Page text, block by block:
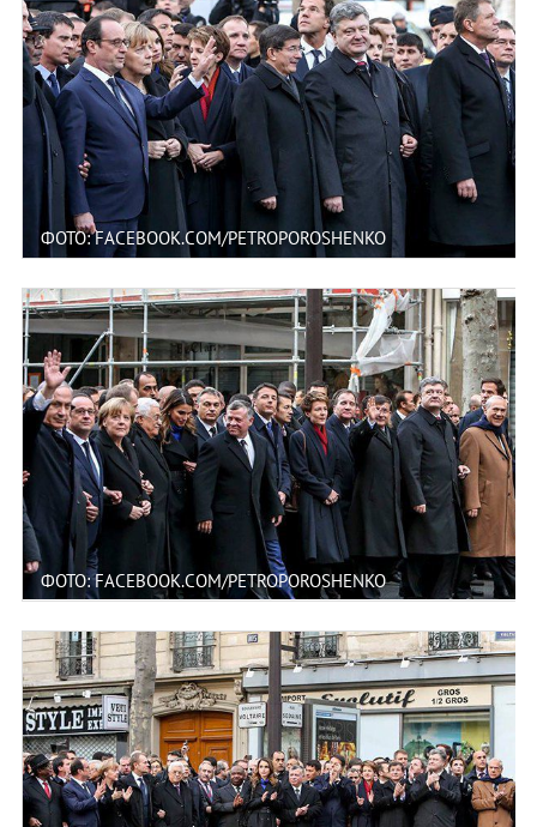
ФОТО: FACEBOOK.COM/PETROPOROSHENKO
ФОТО: FACEBOOK.COM/PETROPOROSHENKO